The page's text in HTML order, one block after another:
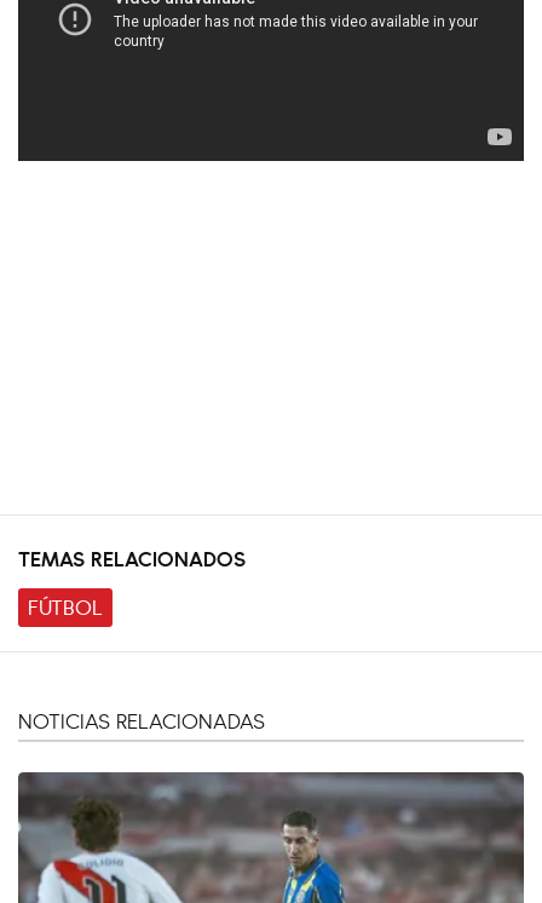
TEMAS RELACIONADOS
FÚTBOL
NOTICIAS RELACIONADAS